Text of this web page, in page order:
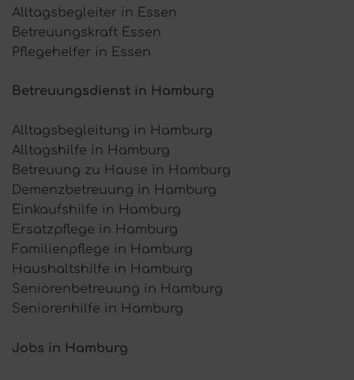
Alltagsbegleiter in Essen
Betreuungskraft Essen
Pflegehelfer in Essen
Betreuungsdienst in Hamburg
Alltagsbegleitung in Hamburg
Alltagshilfe in Hamburg
Betreuung zu Hause in Hamburg
Demenzbetreuung in Hamburg
Einkaufshilfe in Hamburg
Ersatzpflege in Hamburg
Familienpflege in Hamburg
Haushaltshilfe in Hamburg
Seniorenbetreuung in Hamburg
Seniorenhilfe in Hamburg
Jobs in Hamburg